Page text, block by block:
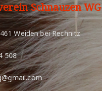
Schnauzen WG
Weiden bei Rechnitz
508